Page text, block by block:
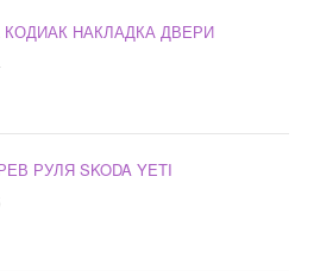
НАКЛАДКА ДВЕРИ
РУЛЯ SKODA YETI